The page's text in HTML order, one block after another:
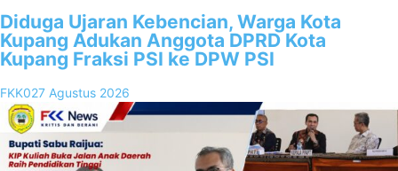
Diduga Ujaran Kebencian, Warga Kota
Kupang Adukan Anggota DPRD Kota
Kupang Fraksi PSI ke DPW PSI
FKK027 Agustus 2026